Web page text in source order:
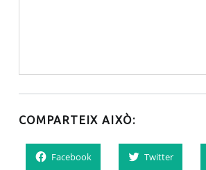
COMPARTEIX AIXÒ:
Facebook Twitter